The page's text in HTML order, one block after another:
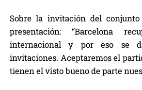
Sobre la invitación del
presentación: “Barcelona
internacional y por eso se
invitaciones. Aceptaremos el
tienen el visto bueno de parte